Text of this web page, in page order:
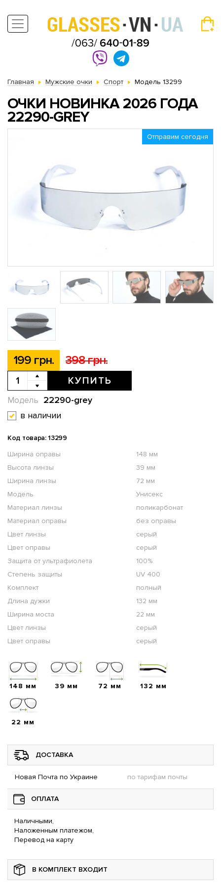
Главная Мужские очки Спорт Модель 13299
ОЧКИ НОВИНКА 2026 ГОДА
22290-GREY
Отправим сегодня
199 грн. 398 грн.
КУПИТЬ
22290-grey
Модель
в наличии
Код товара: 13299
Ширина оправы
148 мм
Высота линзы
39 мм
Ширина линзы
72 мм
Модель
Унисекс
Материал линзы
поликарбонат
Материал оправы
без оправы
Цвет линзы
серый
Цвет оправы
серый
Защита от ультрафиолета
100%
Степень защиты
UV 400
Комплект
полный
Длина дужки
132 мм
Ширина моста
22 мм
Цвет линзы
серый
Цвет оправы
серый
148 мм 39 мм 72 мм 132 мм
22 мм
ДОСТАВКА
Новая Почта по Украине по тарифам почты
ОПЛАТА
Наличными,
Наложенным платежом,
Перевод на карту
В КОМПЛЕКТ ВХОДИТ